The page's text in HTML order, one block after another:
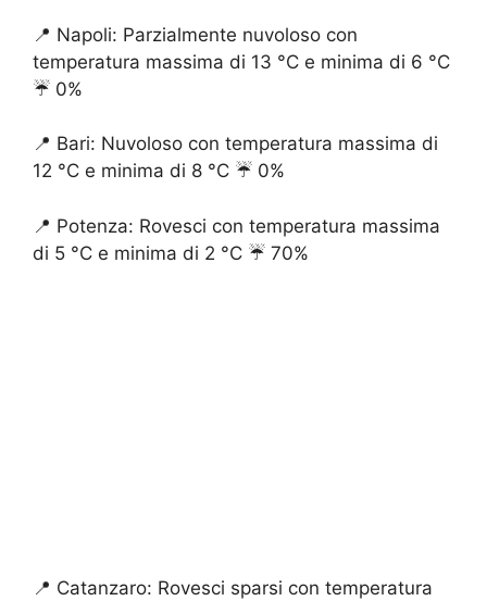
📍 Napoli: Parzialmente nuvoloso con
temperatura massima di 13 °C e minima di 6 °C
☔️ 0%
📍 Bari: Nuvoloso con temperatura massima di
12 °C e minima di 8 °C ☔️ 0%
📍 Potenza: Rovesci con temperatura massima
di 5 °C e minima di 2 °C ☔️ 70%
📍 Catanzaro: Rovesci sparsi con temperatura